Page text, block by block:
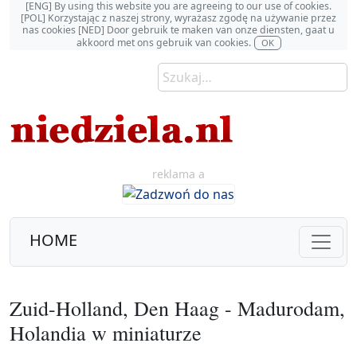
[ENG] By using this website you are agreeing to our use of cookies.
[POL] Korzystając z naszej strony, wyrażasz zgodę na używanie przez
nas cookies [NED] Door gebruik te maken van onze diensten, gaat u
akkoord met ons gebruik van cookies.
OK
reklama a
HOME
Zuid-Holland, Den Haag - Madurodam,
Holandia w miniaturze